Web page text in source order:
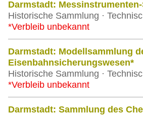
Darmstadt:
Historische Sammlung ·
*Verbleib unbekannt
Darmstadt: Modellsammlung
Eisenbahnsicherungswesen*
Historische Sammlung ·
*Verbleib unbekannt
Darmstadt: Sammlung des